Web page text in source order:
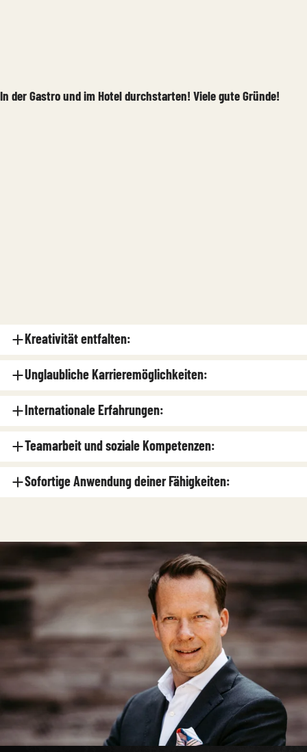
In der Gastro und im Hotel durchstarten! Viele gute Gründe!
Kreativität entfalten:
Unglaubliche Karrieremöglichkeiten:
Internationale Erfahrungen:
Teamarbeit und soziale Kompetenzen:
Sofortige Anwendung deiner Fähigkeiten: